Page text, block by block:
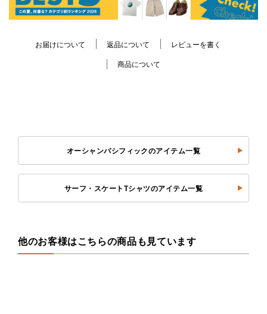
お届けについて 返品について レビューを書く
商品について
オーシャンパシフィックのアイテム一覧
サーフ・スケートTシャツのアイテム一覧
他のお客様はこちらの商品も見ています